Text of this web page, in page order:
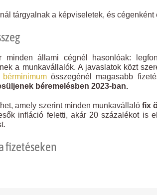
tárgyalnak a képviseletek, és
minden állami cégnél hasonlóak:
a munkavállalók. A javaslatok közt
összegénél magasabb
béremelésben 2023-ban.
amely szerint minden munkavállaló fix
infláció feletti, akár 20 százalékot is
fizetéseken